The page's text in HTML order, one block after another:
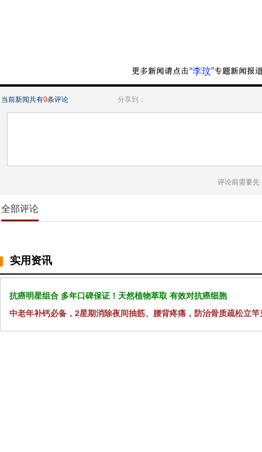
“李玟”
当前新闻共有0条评论 分享到：
评论前需要先
全部评论
实用资讯
抗癌明星组合 多年口碑保证！天然植物萃取 有效对抗癌细胞
中老年补钙必备，2星期消除夜间抽筋、腰背疼痛，防治骨质疏松立竿